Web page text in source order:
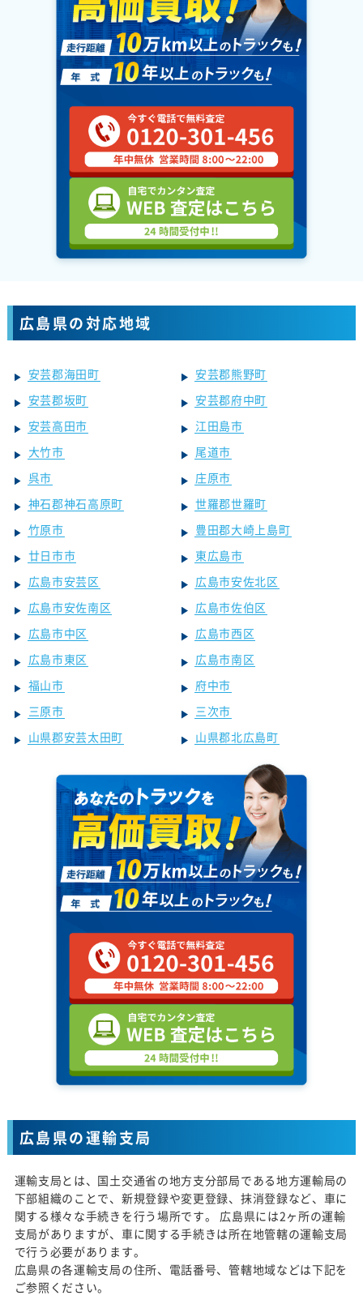
広島県の対応地域
安芸郡海田町
安芸郡熊野町
安芸郡坂町
安芸郡府中町
安芸高田市
江田島市
大竹市
尾道市
呉市
庄原市
神石郡神石高原町
世羅郡世羅町
竹原市
豊田郡大崎上島町
廿日市市
東広島市
広島市安芸区
広島市安佐北区
広島市安佐南区
広島市佐伯区
広島市中区
広島市西区
広島市東区
広島市南区
福山市
府中市
三原市
三次市
山県郡安芸太田町
山県郡北広島町
広島県の運輸支局
運輸支局とは、国土交通省の地方支分部局である地方運輸局の
下部組織のことで、新規登録や変更登録、抹消登録など、車に
関する様々な手続きを行う場所です。 広島県には2ヶ所の運輸
支局がありますが、車に関する手続きは所在地管轄の運輸支局
で行う必要があります。
広島県の各運輸支局の住所、電話番号、管轄地域などは下記を
ご参照ください。